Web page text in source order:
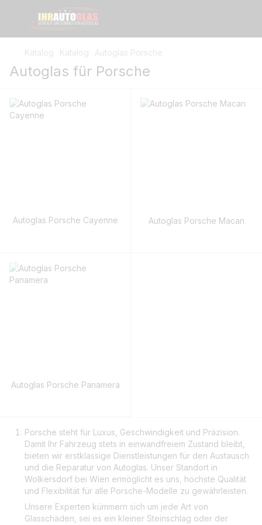
Katalog Katalog Autoglas Porsche
Autoglas für Porsche
Porsche steht für Luxus, Geschwindigkeit und Präzision.
Damit Ihr Fahrzeug stets in einwandfreiem Zustand bleibt,
bieten wir erstklassige Dienstleistungen für den Austausch
und die Reparatur von Autoglas. Unser Standort in
Wolkersdorf bei Wien ermöglicht es uns, höchste Qualität
und Flexibilität für alle Porsche-Modelle zu gewährleisten.
Unsere Experten kümmern sich um jede Art von
Glasschäden, sei es ein kleiner Steinschlag oder der
Autoglas Porsche Cayenne Autoglas Porsche Macan
Autoglas Porsche Panamera